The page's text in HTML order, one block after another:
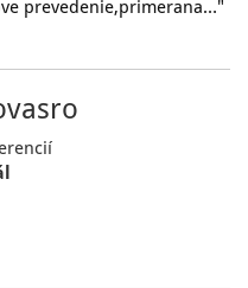
prevedenie,primerana…"